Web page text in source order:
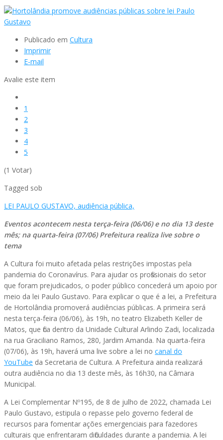
Publicado em Cultura
Imprimir
E-mail
Avalie este item
1
2
3
4
5
(1 Votar)
Tagged sob
LEI PAULO GUSTAVO, audiência pública,
Eventos acontecem nesta terça-feira (06/06) e no dia 13 deste
mês; na quarta-feira (07/06) Prefeitura realiza live sobre o
tema
A Cultura foi muito afetada pelas restrições impostas pela
pandemia do Coronavírus. Para ajudar os profissionais do setor
que foram prejudicados, o poder público concederá um apoio por
meio da lei Paulo Gustavo. Para explicar o que é a lei, a Prefeitura
de Hortolândia promoverá audiências públicas. A primeira será
nesta terça-feira (06/06), às 19h, no teatro Elizabeth Keller de
Matos, que fica dentro da Unidade Cultural Arlindo Zadi, localizada
na rua Graciliano Ramos, 280, Jardim Amanda. Na quarta-feira
(07/06), às 19h, haverá uma live sobre a lei no canal do
YouTube da Secretaria de Cultura. A Prefeitura ainda realizará
outra audiência no dia 13 deste mês, às 16h30, na Câmara
Municipal.
A Lei Complementar Nº195, de 8 de julho de 2022, chamada Lei
Paulo Gustavo, estipula o repasse pelo governo federal de
recursos para fomentar ações emergenciais para fazedores
culturais que enfrentaram dificuldades durante a pandemia. A lei